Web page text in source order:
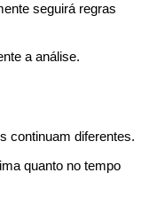
seguirá regras
a análise.
continuam diferentes.
quanto no tempo